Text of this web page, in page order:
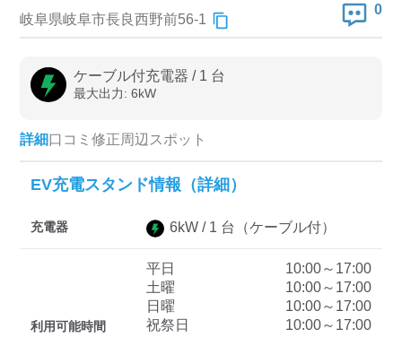
充電器の種類
急速充電器のみ表示
高速道路上のみ表示
認証システム
EV充電エネチェンジ e-Mobility Power
三菱ディーラーを表示
日産ディーラーを表示
岐阜県岐阜市長良西野前56-1
0
ケーブル付充電器 / 1 台
最大出力: 6kW
詳細口コミ 修正周辺スポット
EV充電スタンド情報（詳細）
充電器 6kW / 1 台 （ケーブル付）
利用可能時間
平日
10:00～17:00
土曜
10:00～17:00
日曜
10:00～17:00
祝祭日
10:00～17:00